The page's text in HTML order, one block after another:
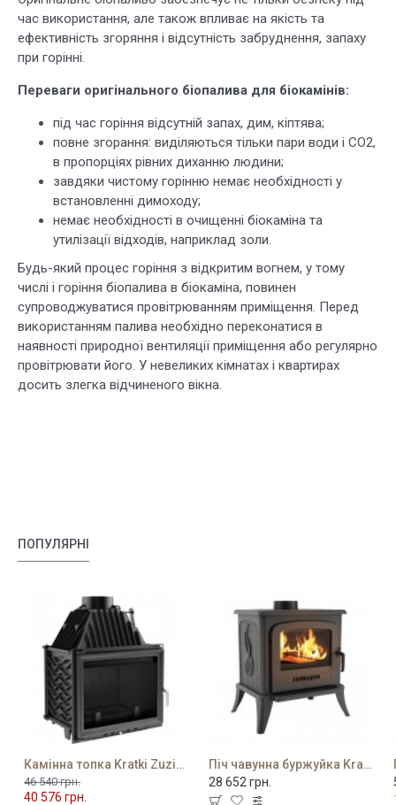
час використання, але також впливає на якість та
ефективність згоряння і відсутність забруднення, запаху
при горінні.
Переваги оригінального біопалива для біокамінів:
під час горіння відсутній запах, дим, кіптява;
повне згорання: виділяються тільки пари води і CO2,
в пропорціях рівних диханню людини;
завдяки чистому горінню немає необхідності у
встановленні димоходу;
немає необхідності в очищенні біокаміна та
утилізації відходів, наприклад золи.
Будь-який процес горіння з відкритим вогнем, у тому
числі і горіння біопалива в біокаміна, повинен
супроводжуватися провітрюванням приміщення. Перед
використанням палива необхідно переконатися в
наявності природної вентиляції приміщення або регулярно
провітрювати його. У невеликих кімнатах і квартирах
досить злегка відчиненого вікна.
ПОПУЛЯРНІ
Камінна топка Kratki Zuzia 16 PF
40 576 грн.
46 540 грн.
Піч чавунна буржуйка Kratki K7
28 652 грн.